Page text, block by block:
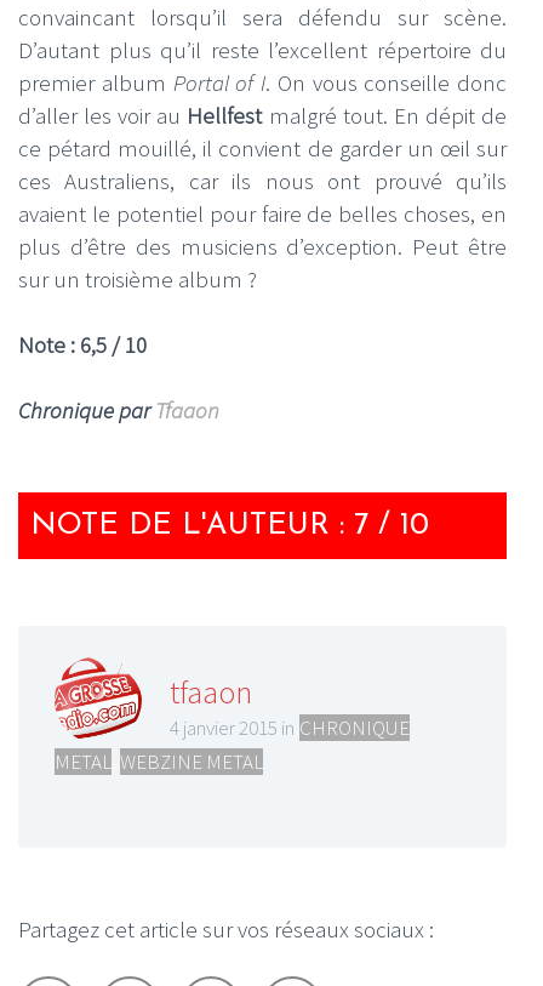
convaincant lorsqu’il sera défendu sur scène.
D’autant plus qu’il reste l’excellent répertoire du
premier album Portal of I. On vous conseille donc
d’aller les voir au Hellfestmalgré tout. En dépit de
ce pétard mouillé, il convient de garder un œil sur
ces Australiens, car ils nous ont prouvé qu’ils
avaient le potentiel pour faire de belles choses, en
plus d’être des musiciens d’exception. Peut être
sur un troisième album ?
Note : 6,5 / 10
Chronique parTfaaon
NOTE DE L'AUTEUR : 7 / 10
tfaaon
4 janvier 2015 in CHRONIQUE
METAL WEBZINE METAL
Partagez cet article sur vos réseaux sociaux :